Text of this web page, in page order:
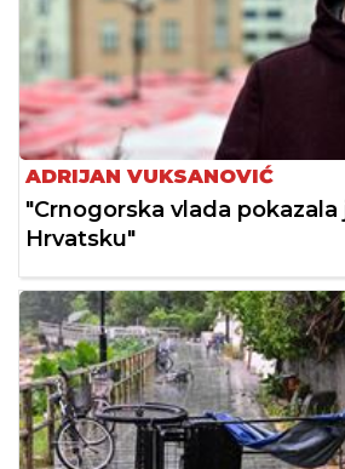
ADRIJAN VUKSANOVIĆ
"Crnogorska vlada
Hrvatsku"